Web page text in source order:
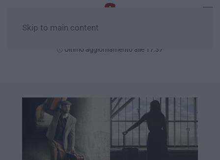
Skip to main content
Ultimo aggiornamento alle 17:37